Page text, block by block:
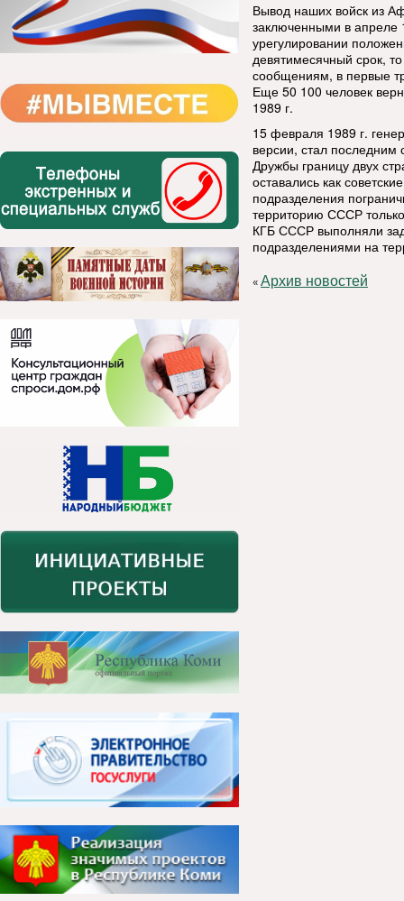
Вывод наших войск из
заключенными в апреле
урегулировании
девятимесячный срок,
сообщениям, в первые
Еще 50 100 человек
1989 г.
15 февраля 1989 г.
версии, стал
Дружбы границу двух
оставались как
подразделения
территорию СССР
КГБ СССР выполняли
подразделениями на
«Архив новостей